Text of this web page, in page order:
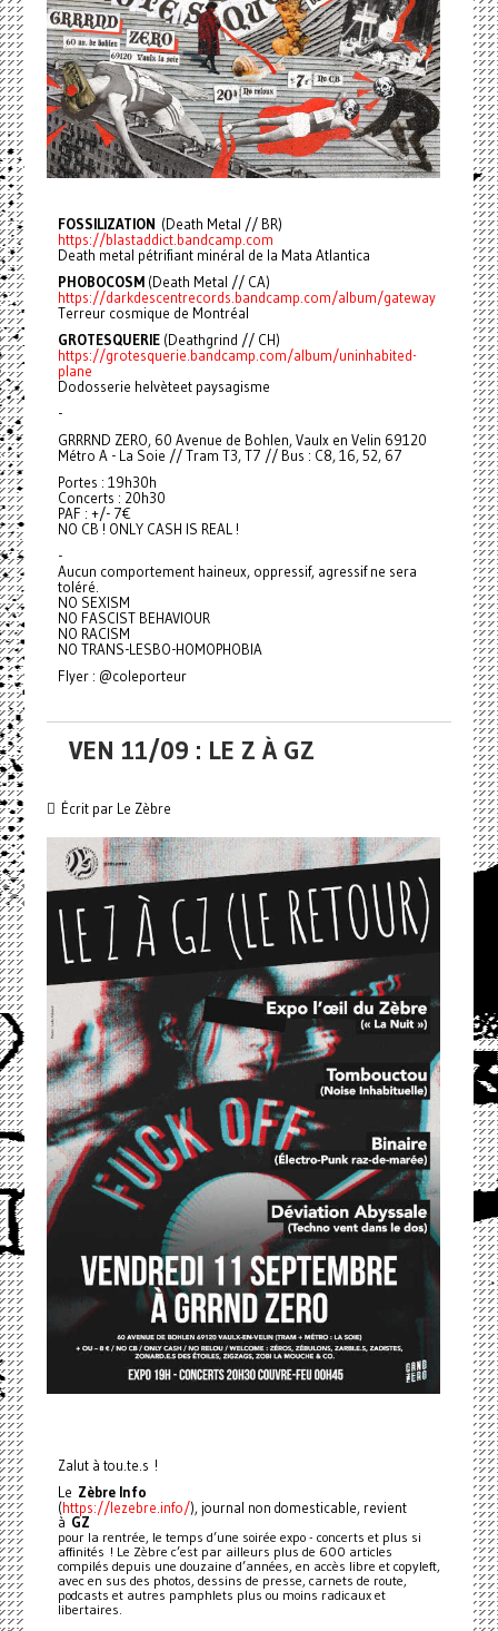
FOSSILIZATION (Death Metal // BR)
https://blastaddict.bandcamp.com
Death metal pétrifiant minéral de la Mata Atlantica
PHOBOCOSM(Death Metal // CA)
https://darkdescentrecords.bandcamp.com/album/gateway
Terreur cosmique de Montréal
GROTESQUERIE(Deathgrind // CH)
https://grotesquerie.bandcamp.com/album/uninhabited-
plane
Dodosserie helvèteet paysagisme
-
GRRRND ZERO, 60 Avenue de Bohlen, Vaulx en Velin 69120
Métro A - La Soie // Tram T3, T7 // Bus : C8, 16, 52, 67
Portes : 19h30h
Concerts : 20h30
PAF : +/- 7€
NO CB ! ONLY CASH IS REAL !
-
Aucun comportement haineux, oppressif, agressif ne sera
toléré.
NO SEXISM
NO FASCIST BEHAVIOUR
NO RACISM
NO TRANS-LESBO-HOMOPHOBIA
Flyer : @coleporteur
VEN 11/09 : LE Z À GZ
Écrit par Le Zèbre
Zalut à tou.te.s !
Le Zèbre Info
(https://lezebre.info/), journal non domesticable, revient
à GZ
pour la rentrée, le temps d’une soirée expo - concerts et plus si
affinités ! Le Zèbre c’est par ailleurs plus de 600 articles
compilés depuis une douzaine d’années, en accès libre et copyleft,
avec en sus des photos, dessins de presse, carnets de route,
podcasts et autres pamphlets plus ou moins radicaux et
libertaires.